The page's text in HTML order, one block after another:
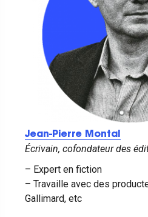
Jean-Pierre Montal
Écrivain, cofondateur des
– Expert en fiction
– Travaille avec des
Gallimard, etc